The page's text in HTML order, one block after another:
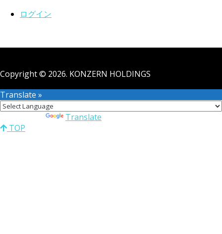
ログイン
Copyright © 2026. KONZERN HOLDINGS
Translate »
Translate
TOP